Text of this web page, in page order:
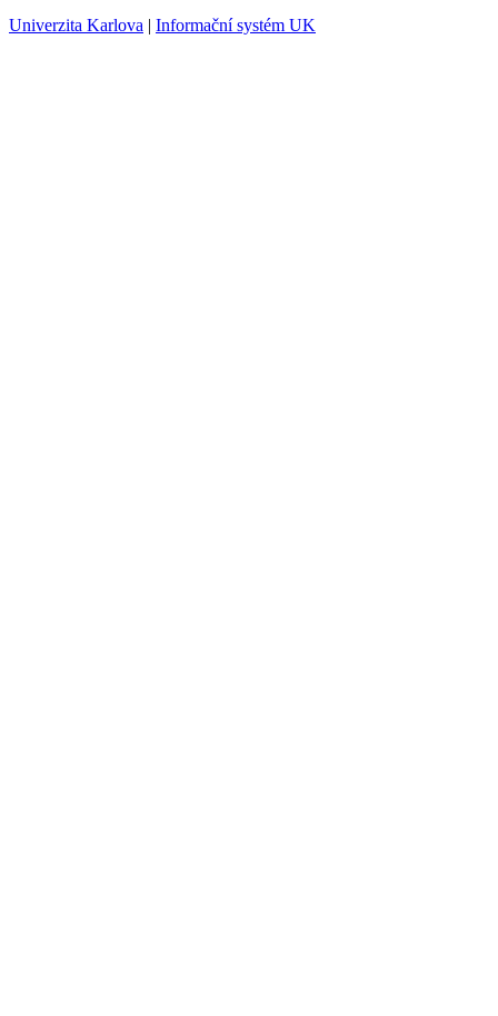
Univerzita Karlova | Informační systém UK